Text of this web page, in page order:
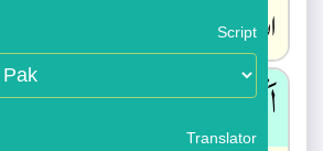
Script
Translator
اللہ کے نام سے جو رحمان و رحیم ہے
اَلْحَمْدُ لِلّٰهِ رَبِّ الْعٰلَمِيْنَ ۝ۙǺ